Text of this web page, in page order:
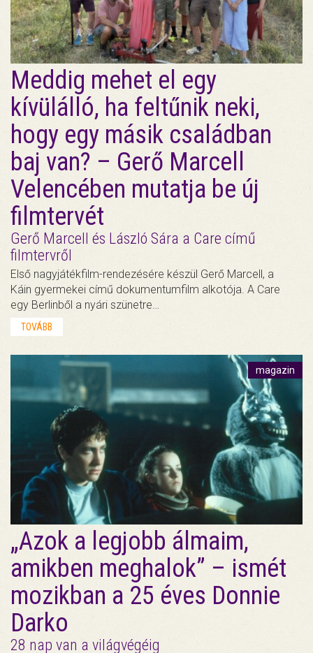
Meddig mehet el egy
kívülálló, ha feltűnik neki,
hogy egy másik családban
baj van? – Gerő Marcell
Velencében mutatja be új
filmtervét
Gerő Marcell és László Sára a Care című
filmtervről
Első nagyjátékfilm-rendezésére készül Gerő Marcell, a
Káin gyermekei című dokumentumfilm alkotója. A Care
egy Berlinből a nyári szünetre…
TOVÁBB
magazin
„Azok a legjobb álmaim,
amikben meghalok” – ismét
mozikban a 25 éves Donnie
Darko
28 nap van a világvégéig